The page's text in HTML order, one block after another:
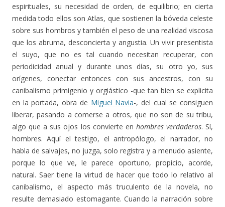
espirituales, su necesidad de orden, de equilibrio; en cierta
medida todo ellos son Atlas, que sostienen la bóveda celeste
sobre sus hombros y también el peso de una realidad viscosa
que los abruma, desconcierta y angustia. Un vivir presentista
el suyo, que no es tal cuando necesitan recuperar, con
periodicidad anual y durante unos días, su otro yo, sus
orígenes, conectar entonces con sus ancestros, con su
canibalismo primigenio y orgiástico -que tan bien se explicita
en la portada, obra de Miguel Navia-, del cual se consiguen
liberar, pasando a comerse a otros, que no son de su tribu,
algo que a sus ojos los convierte en hombres verdaderos. Sí,
hombres. Aquí el testigo, el antropólogo, el narrador, no
habla de salvajes, no juzga, solo registra y a menudo asiente,
porque lo que ve, le parece oportuno, propicio, acorde,
natural. Saer tiene la virtud de hacer que todo lo relativo al
canibalismo, el aspecto más truculento de la novela, no
resulte demasiado estomagante. Cuando la narración sobre